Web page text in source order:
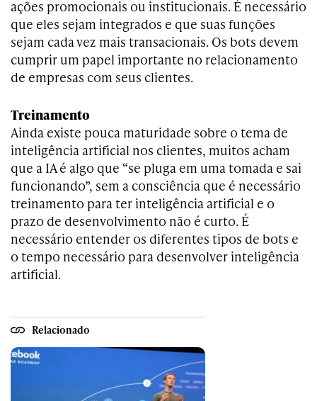
ações promocionais ou institucionais. É necessário
que eles sejam integrados e que suas funções
sejam cada vez mais transacionais. Os bots devem
cumprir um papel importante no relacionamento
de empresas com seus clientes.
Treinamento
Ainda existe pouca maturidade sobre o tema de
inteligência artificial nos clientes, muitos acham
que a IA é algo que “se pluga em uma tomada e sai
funcionando”, sem a consciência que é necessário
treinamento para ter inteligência artificial e o
prazo de desenvolvimento não é curto. É
necessário entender os diferentes tipos de bots e
o tempo necessário para desenvolver inteligência
artificial.
Relacionado